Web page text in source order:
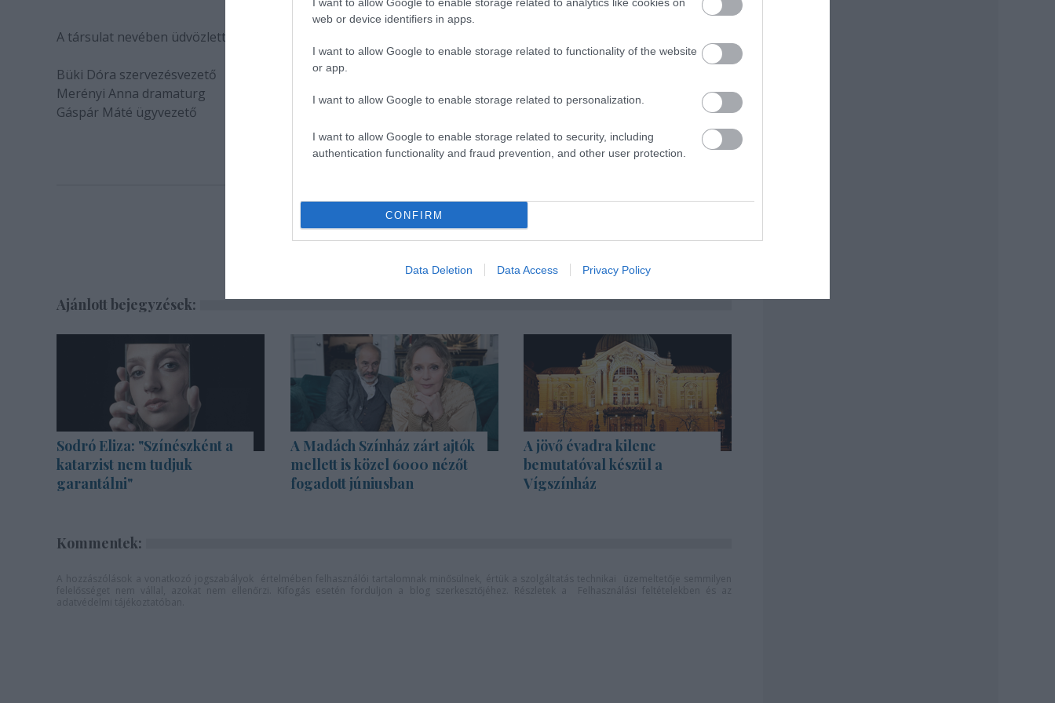
web or device identifiers in apps.
I want to allow Google to enable storage related to functionality of the website
or app.
I want to allow Google to enable storage related to personalization.
I want to allow Google to enable storage related to security, including
authentication functionality and fraud prevention, and other user protection.
CONFIRM
Data Deletion Data Access Privacy Policy
A társulat nevében üdvözlettel:
Büki Dóra szervezésvezető
Merényi Anna dramaturg
Gáspár Máté ügyvezető
Ajánlott bejegyzések:
Sodró Eliza: "Színészként a
katarzist nem tudjuk
garantálni"
A Madách Színház zárt ajtók
mellett is közel 6000 nézőt
fogadott júniusban
A jövő évadra kilenc
bemutatóval készül a
Vígszínház
Kommentek: